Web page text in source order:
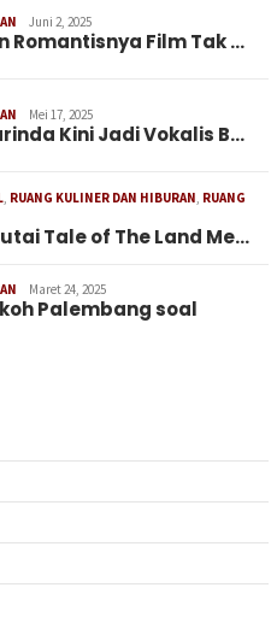
Juni 2, 2025
Romantisnya Film Tak …
Mei 17, 2025
Kini Jadi Vokalis B…
, RUANG KULINER DAN HIBURAN, RUANG
Tale of The Land Me…
Maret 24, 2025
Palembang soal